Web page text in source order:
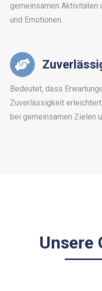
gemeinsamen Aktivitäten
und Emotionen.
Bedeutet, dass
Zuverlässigkeit
bei gemeinsamen Zielen
Unsere